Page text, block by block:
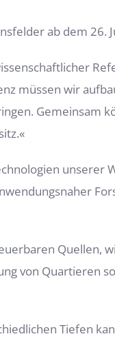
ab dem 26.
müssen wir
Gemeinsam
unserer
Quellen,
von Quartieren
Tiefen